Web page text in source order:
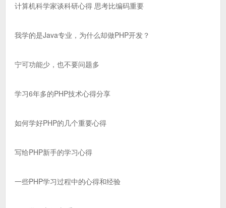
计算机科学家谈科研心得 思考比编码重要
我学的是Java专业，为什么却做PHP开发？
宁可功能少，也不要问题多
学习6年多的PHP技术心得分享
如何学好PHP的几个重要心得
写给PHP新手的学习心得
一些PHP学习过程中的心得和经验